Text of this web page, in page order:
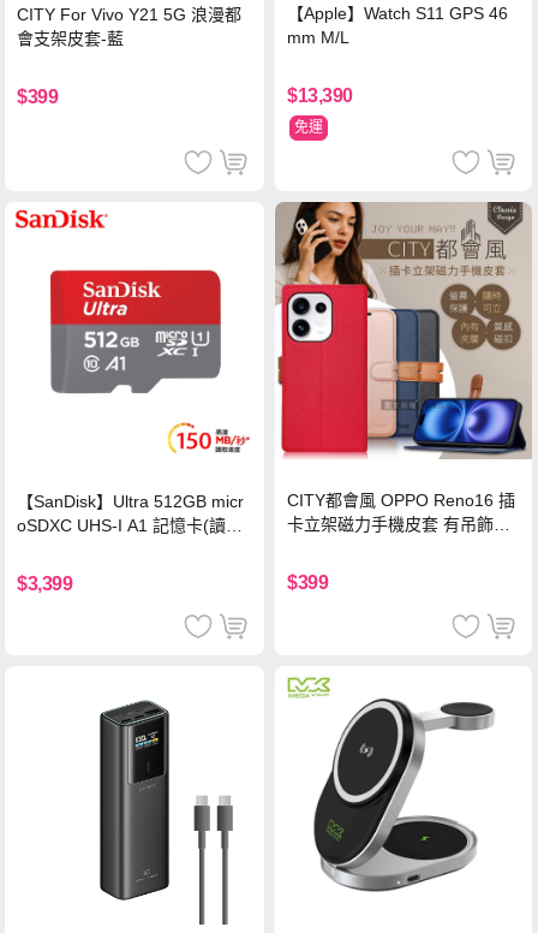
CITY For Vivo Y21 5G 浪漫都
會支架皮套-藍
$399
【Apple】Watch S11 GPS 46
mm M/L
$13,390
免運
【SanDisk】Ultra 512GB micr
oSDXC UHS-I A1 記憶卡(讀取
$3,399
CITY都會風 OPPO Reno16 插
卡立架磁力手機皮套 有吊飾孔
$399